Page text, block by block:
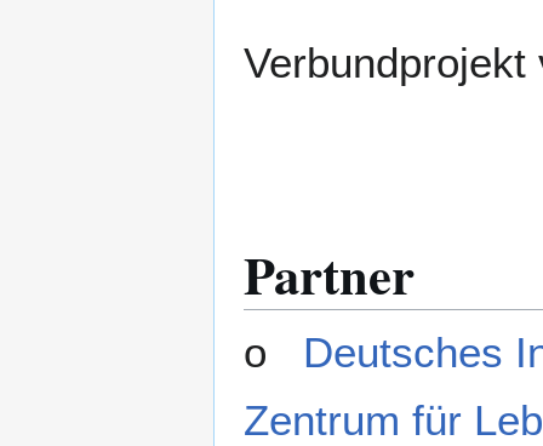
Partner
o Deutsches
Zentrum für